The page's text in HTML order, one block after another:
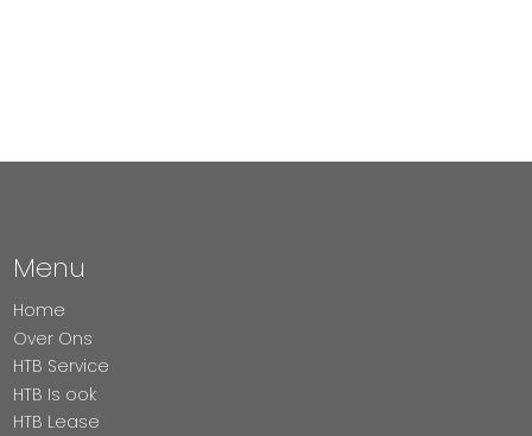
Menu
Home
Over Ons
HTB Service
HTB Is ook
HTB Lease